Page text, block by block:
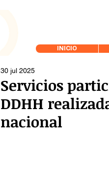
INICIO
Servicios
DDHH
nacional
30 jul 2025